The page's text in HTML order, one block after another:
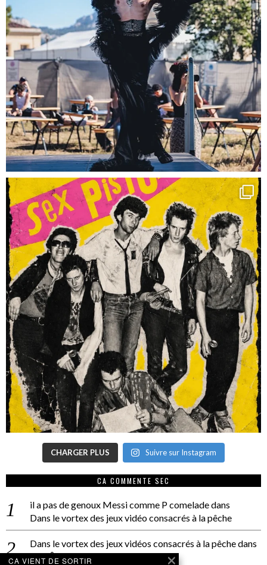
CHARGER PLUS Suivre sur Instagram
CA COMMENTE SEC
il a pas de genoux Messi comme P comeladedans
Dans le vortex des jeux vidéo consacrés à la pêche
Dans le vortex des jeux vidéos consacrés à la pêchedans
PACÔME THIELLEMENT
CA VIENT DE SORTIR